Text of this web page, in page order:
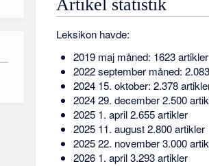
Artikel statistik
Leksikon havde:
2019 maj måned: 1623 artikler
2022 september måned:
2024 15. oktober: 2.378
2024 29. december 2.500
2025 1. april 2.655 artikler
2025 11. august 2.800 artikler
2025 22. november 3.000
2026 1. april 3.293 artikler